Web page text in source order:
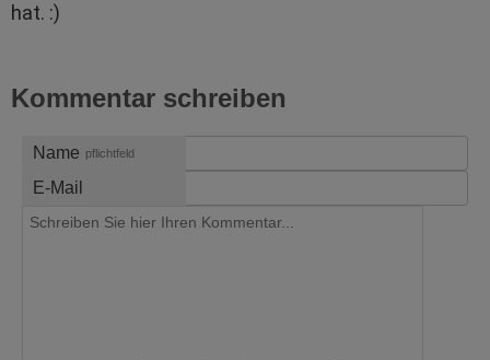
hat. :)
Kommentar schreiben
Name pflichtfeld
E-Mail